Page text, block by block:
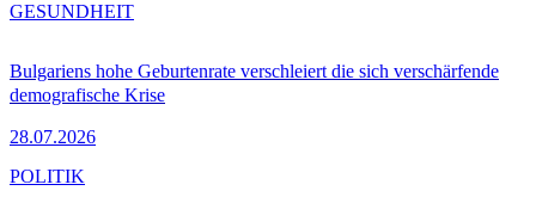
Bulgariens hohe Geburtenrate verschleiert die sich verschärfende
demografische Krise
28.07.2026
GESUNDHEIT
POLITIK